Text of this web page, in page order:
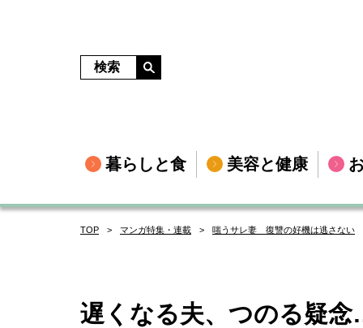
暮らしと食 美容と健康
TOP マンガ特集・連載 嗤うサレ妻 復讐の好機は逃さない
遅くなる夫、つのる疑